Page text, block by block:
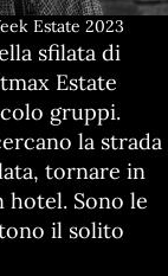
Estate 2023
sfilata di
Estate
gruppi.
la strada
tornare in
hotel. Sono le
il solito